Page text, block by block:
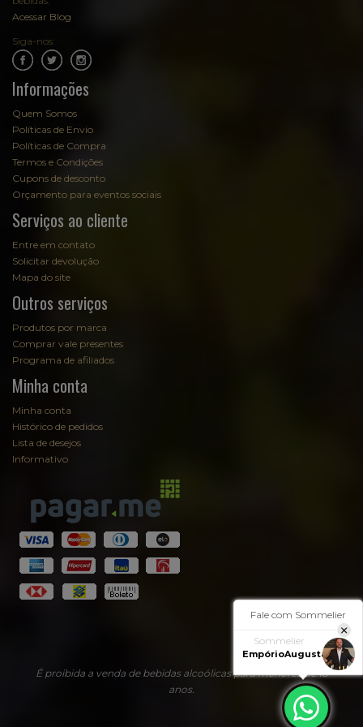
Acessar Blog
Siga-nos:
Informações
Quem Somos
Políticas de Envio
Políticas de Compra
Termos e Condições
Cupons de desconto
Orçamento para eventos sociais
Serviços ao cliente
Entre em contato
Solicitar devolução
Mapa do site
Outros serviços
Produtos por marca
Comprar vale presentes
Programa de afiliados
Minha conta
Minha conta
Histórico de pedidos
Lista de desejos
Informativo
É proibida a venda de bebidas alcoólicas para menores de 18
anos.
Fale com Sommelier
Sommelier
EmpórioAugusta